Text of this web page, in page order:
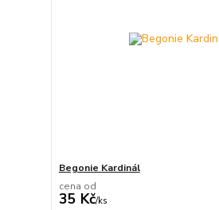
Begonie Kardinál
cena od
35 Kč/ks